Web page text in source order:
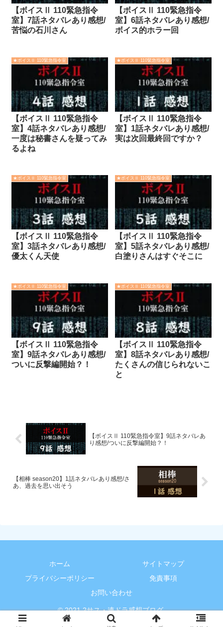
【ボイスⅡ 110緊急指令
室】7話ネタバレあり感想/
苦悩の石川さん
【ボイスⅡ 110緊急指令
室】6話ネタバレあり感想/
ボイス的ホラー回
★ボイスⅡ 110緊急指令室
【ボイスⅡ 110緊急指令
室】4話ネタバレあり感想/
一度は秘書さんを疑ってみ
るよね
★ボイスⅡ 110緊急指令室
【ボイスⅡ 110緊急指令
室】1話ネタバレあり感想/
実は次回最終回ですか？
★ボイスⅡ 110緊急指令室
【ボイスⅡ 110緊急指令
室】3話ネタバレあり感想/
優太くん天使
★ボイスⅡ 110緊急指令室
【ボイスⅡ 110緊急指令
室】5話ネタバレあり感想/
白塗りさんはすぐそこに
★ボイスⅡ 110緊急指令室
【ボイスⅡ 110緊急指令
室】9話ネタバレあり感想/
ついに反撃編開始？！
★ボイスⅡ 110緊急指令室
【ボイスⅡ 110緊急指令
室】8話ネタバレあり感想/
たくさんの信じられないこ
と
【ボイスⅡ 110緊急指令室】9話ネタバレあ
り感想/ついに反撃編開始？！
【相棒 season20】1話ネタバレあり感想/さ
あ、過去を思い出そう
ホーム
サイトマップ
プライバシーポリシー
免責事項
お問い合わせ
© 2021 2サス・連ドラ感想ブログ.